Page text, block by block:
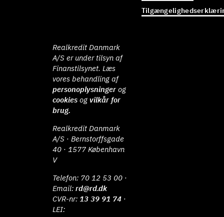
Realkredit Danmark
A/S er under tilsyn af
Finanstilsynet. Læs
vores behandling af
personoplysninger og
cookies ogvilkår for
brug.
Realkredit Danmark
A/S · Bernstorffsgade
40 · 1577 København
V
Telefon: 70 12 53 00 ·
Email:rd@rd.dk
CVR-nr: 13 39 91 74 ·
LEI: